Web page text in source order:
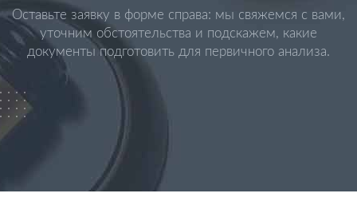
Оставьте заявку в форме справа: мы свяжемся с вами,
уточним обстоятельства и подскажем, какие
документы подготовить для первичного анализа.